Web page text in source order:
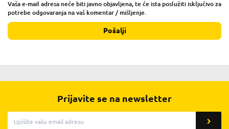
Vaša e-mail adresa neće biti javno objavljena, te će ista poslužiti isključivo za
potrebe odgovaranja na vaš komentar / mišljenje.
Pošalji
Prijavite se na newsletter